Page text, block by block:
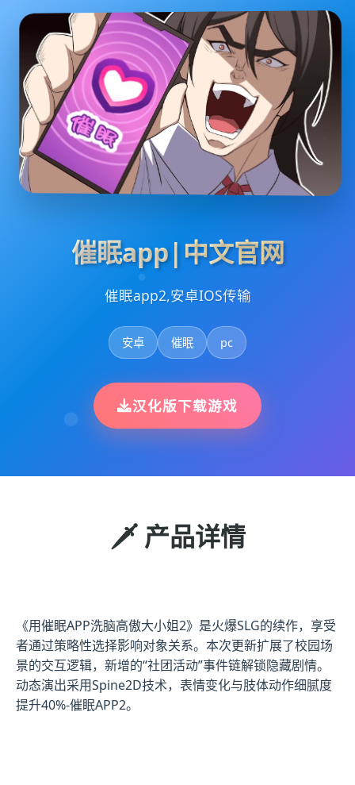
催眠app|中文官网
催眠app2,安卓IOS传输
安卓 催眠 pc
汉化版下载游戏
🗡️ 产品详情
《用催眠APP洗脑高傲大小姐2》是火爆SLG的续作，享受
者通过策略性选择影响对象关系。本次更新扩展了校园场
景的交互逻辑，新增的“社团活动”事件链解锁隐藏剧情。
动态演出采用Spine2D技术，表情变化与肢体动作细腻度
提升40%-催眠APP2。